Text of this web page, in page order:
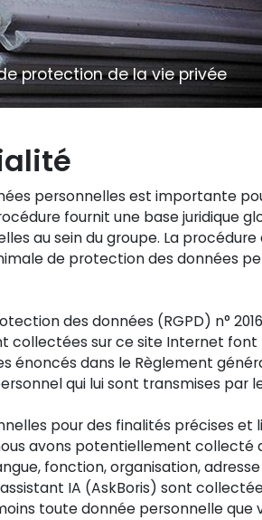
protection de la vie privée
personnelles est importante
fournit une base juridique
au sein du groupe. La
de protection des données
des données (RGPD) n°
collectées sur ce site Internet
dans le Règlement
qui lui sont transmises
pour des finalités précises et
avons potentiellement collecté
fonction, organisation,
IA (AskBoris) sont
toute donnée personnelle